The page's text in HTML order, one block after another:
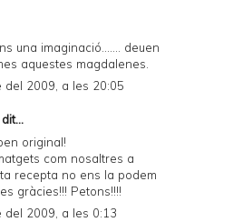
una imaginació....... deuen
aquestes magdalenes.
del 2009, a les 20:05
original!
com nosaltres a
recepta no ens la podem
gràcies!!! Petons!!!!
del 2009, a les 0:13